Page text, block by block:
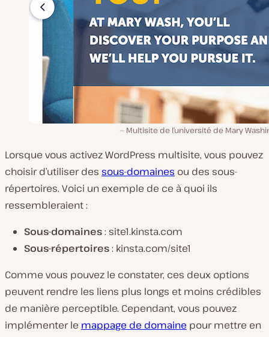
Multisite de l’université de Mary
Lorsque vous activez WordPress multisite, vous pouvez
choisir d’utiliser des sous-domaines ou des sous-
répertoires. Voici un exemple de ce à quoi ils
ressembleraient :
Sous-domaines: site1.kinsta.com
Sous-répertoires: kinsta.com/site1
Comme vous pouvez le constater, ces deux options
peuvent rendre les liens plus longs et moins crédibles
de manière perceptible. Cependant, vous pouvez
implémenter le mappage de domaine pour mettre en